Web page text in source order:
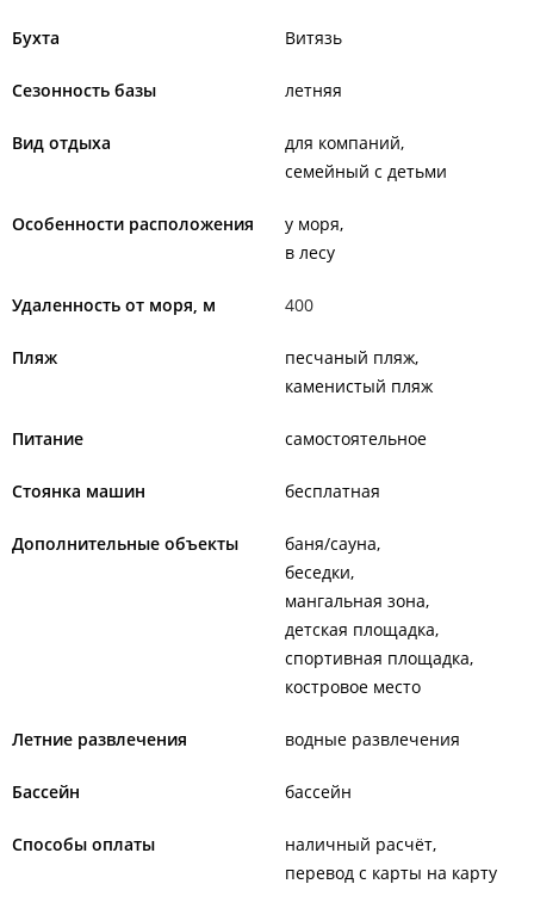
Бухта Витязь
Сезонность базы летняя
Вид отдыха
для компаний
семейный с детьми
Особенности расположения
у моря
в лесу
Удаленность от моря, м 400
Пляж
песчаный пляж
каменистый пляж
Питание самостоятельное
Стоянка машин бесплатная
Дополнительные объекты
баня/сауна
беседки
мангальная зона
детская площадка
спортивная площадка
костровое место
Летние развлечения водные развлечения
Бассейн бассейн
Способы оплаты
наличный расчёт
перевод с карты на карту